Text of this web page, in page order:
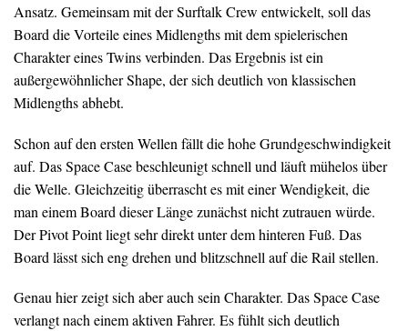
Ansatz. Gemeinsam mit der Surftalk Crew entwickelt, soll das
Board die Vorteile eines Midlengths mit dem spielerischen
Charakter eines Twins verbinden. Das Ergebnis ist ein
außergewöhnlicher Shape, der sich deutlich von klassischen
Midlengths abhebt.
Schon auf den ersten Wellen fällt die hohe Grundgeschwindigkeit
auf. Das Space Case beschleunigt schnell und läuft mühelos über
die Welle. Gleichzeitig überrascht es mit einer Wendigkeit, die
man einem Board dieser Länge zunächst nicht zutrauen würde.
Der Pivot Point liegt sehr direkt unter dem hinteren Fuß. Das
Board lässt sich eng drehen und blitzschnell auf die Rail stellen.
Genau hier zeigt sich aber auch sein Charakter. Das Space Case
verlangt nach einem aktiven Fahrer. Es fühlt sich deutlich